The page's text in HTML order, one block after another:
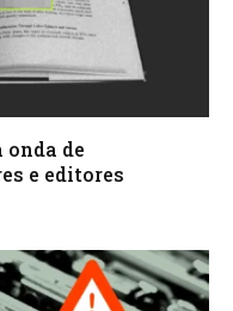
onda de
e editores